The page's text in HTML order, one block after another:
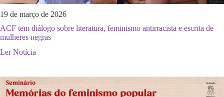
19 de março de 2026
ACF tem diálogo sobre literatura, feminismo antirracista e escrita de
mulheres negras
Ler Notícia